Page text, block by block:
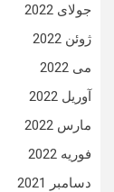
جولای 2022
ژوئن 2022
می 2022
آوریل 2022
مارس 2022
فوریه 2022
دسامبر 2021